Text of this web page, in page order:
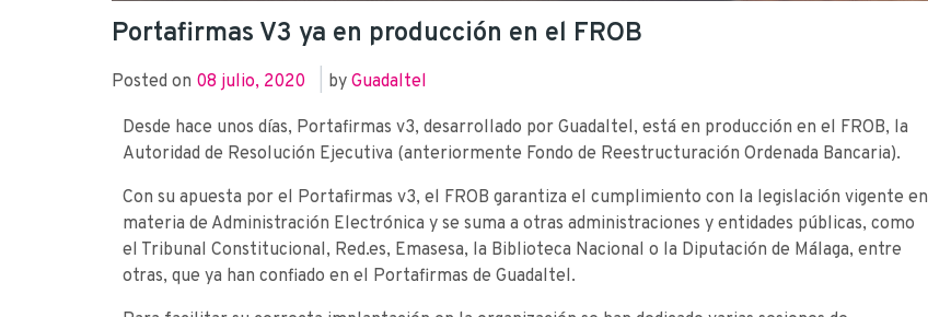
Portafirmas V3 ya en producción en el FROB
Posted on 08 julio, 2020 by Guadaltel
Desde hace unos días, Portafirmas v3, desarrollado por Guadaltel, está en producción en el FROB, la
Autoridad de Resolución Ejecutiva (anteriormente Fondo de Reestructuración Ordenada Bancaria).
Con su apuesta por el Portafirmas v3, el FROB garantiza el cumplimiento con la legislación vigente en
materia de Administración Electrónica y se suma a otras administraciones y entidades públicas, como
el Tribunal Constitucional, Red.es, Emasesa, la Biblioteca Nacional o la Diputación de Málaga, entre
otras, que ya han confiado en el Portafirmas de Guadaltel.